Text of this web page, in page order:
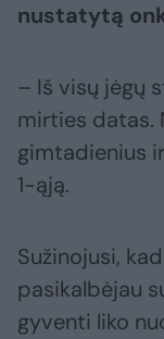
nustatytą
– Iš visų jėgų
mirties datas.
gimtadienius
1-ąją.
Sužinojusi,
pasikalbėjau
gyventi liko